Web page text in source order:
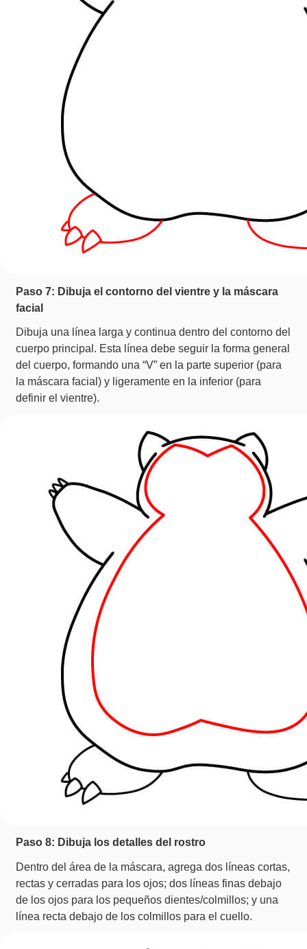
Paso 7: Dibuja el contorno del vientre y la máscara
facial
Dibuja una línea larga y continua dentro del contorno del
cuerpo principal. Esta línea debe seguir la forma general
del cuerpo, formando una “V” en la parte superior (para
la máscara facial) y ligeramente en la inferior (para
definir el vientre).
Paso 8: Dibuja los detalles del rostro
Dentro del área de la máscara, agrega dos líneas cortas,
rectas y cerradas para los ojos; dos líneas finas debajo
de los ojos para los pequeños dientes/colmillos; y una
línea recta debajo de los colmillos para el cuello.